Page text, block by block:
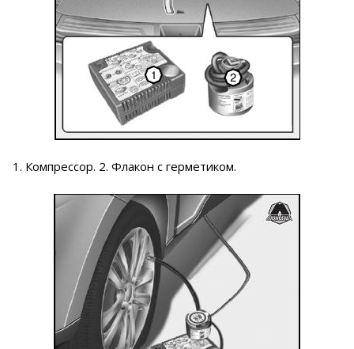
1. Компрессор. 2. Флакон с герметиком.